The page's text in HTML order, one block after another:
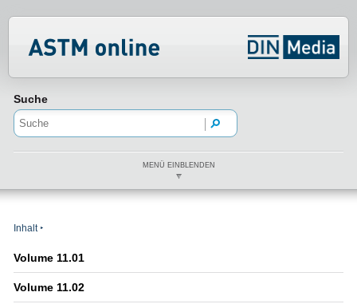
Suche
MENÜ EINBLENDEN
Inhalt
Volume 11.01
Volume 11.02